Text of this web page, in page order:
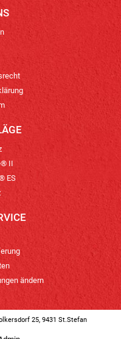
II
ES
ändern
25, 9431 St.Stefan